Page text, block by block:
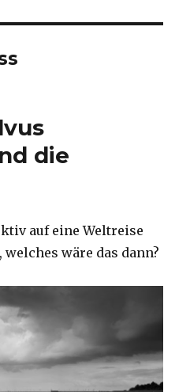
die
auf eine Weltreise
wäre das dann?